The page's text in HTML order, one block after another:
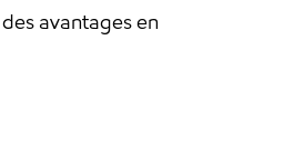
avantages en